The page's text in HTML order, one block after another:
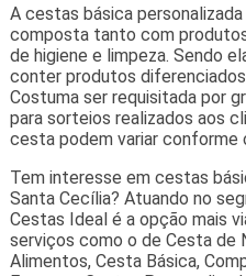
A cestas básica
composta tanto com
de higiene e limpeza. Sendo
conter produtos
Costuma ser requisitada por
para sorteios realizados aos
cesta podem variar conforme
Tem interesse em cestas
Santa Cecília? Atuando no
Cestas Ideal é a opção mais
serviços como o de Cesta de
Alimentos, Cesta Básica,